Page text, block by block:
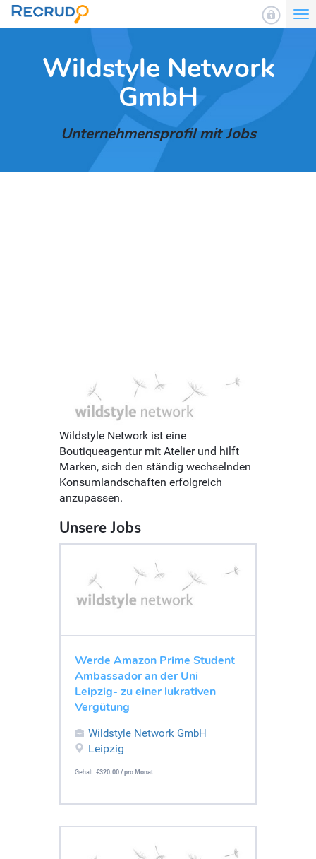
Wildstyle Network
GmbH
Unternehmensprofil mit Jobs
Wildstyle Network ist eine
Boutiqueagentur mit Atelier und hilft
Marken, sich den ständig wechselnden
Konsumlandschaften erfolgreich
anzupassen.
Unsere Jobs
Werde Amazon Prime Student
Ambassador an der Uni
Leipzig- zu einer lukrativen
Vergütung
Wildstyle Network GmbH
Leipzig
Gehalt: €320.00 / pro Monat